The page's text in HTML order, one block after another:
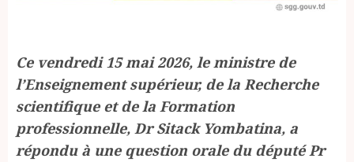
Ce vendredi 15 mai 2026, le ministre de
l’Enseignement supérieur, de la Recherche
scientifique et de la Formation
professionnelle, Dr Sitack Yombatina, a
répondu à une question orale du député Pr